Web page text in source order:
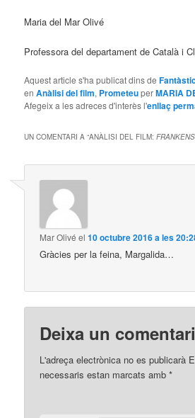
Maria del Mar Olivé
Professora del departament de Català i
Aquest article s'ha publicat dins de
enAnàlisi del film, PrometeuperMARIA
Afegeix a les adreces d'interès l'enllaç
UN COMENTARI A “ANÀLISI DEL FILM:
Mar Olivé el10 octubre 2016 a les
Gràcies per la feina, Margalida…
Deixa un comentari
L'adreça electrònica no es publicarà
necessaris estan marcats amb*